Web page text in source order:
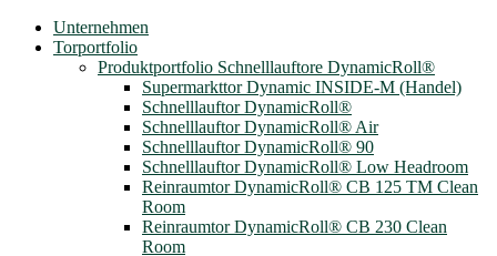
Unternehmen
Torportfolio
Produktportfolio Schnelllauftore DynamicRoll®
Supermarkttor Dynamic INSIDE-M (Handel)
Schnelllauftor DynamicRoll®
Schnelllauftor DynamicRoll® Air
Schnelllauftor DynamicRoll® 90
Schnelllauftor DynamicRoll® Low Headroom
Reinraumtor DynamicRoll® CB 125 TM Clean
Room
Reinraumtor DynamicRoll® CB 230 Clean
Room